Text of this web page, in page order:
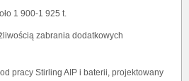
1 900-1 925 t.
zabrania dodatkowych
pracy Stirling AIP i baterii, projektowany